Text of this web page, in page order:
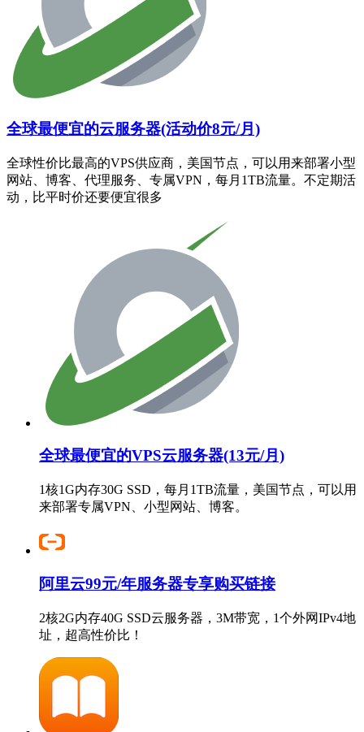
全球最便宜的云服务器(活动价8元/月)
全球性价比最高的VPS供应商，美国节点，可以用来部署小型
网站、博客、代理服务、专属VPN，每月1TB流量。不定期活
动，比平时价还要便宜很多
全球最便宜的VPS云服务器(13元/月)
1核1G内存30G SSD，每月1TB流量，美国节点，可以用
来部署专属VPN、小型网站、博客。
阿里云99元/年服务器专享购买链接
2核2G内存40G SSD云服务器，3M带宽，1个外网IPv4地
址，超高性价比！